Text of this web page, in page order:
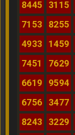
8445 3115
7153
8255
4933
1459
7451
7629
6619
9594
6756
3477
8243
3229